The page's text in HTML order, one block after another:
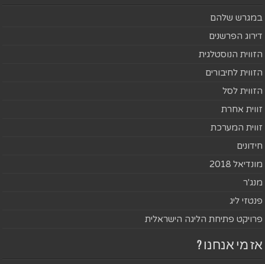
במגרש שלהם
דירוג הפרשנים
הזווית הנוסטלגית
הזווית לחיבורים
הזווית לסל
זווית אחרת
זווית המערכת
חידונים
מונדיאל 2018
מנג'ר
פנטזי ליג
פרויקט פתיחת הליגה הישראלית
אז מי אנחנו ?